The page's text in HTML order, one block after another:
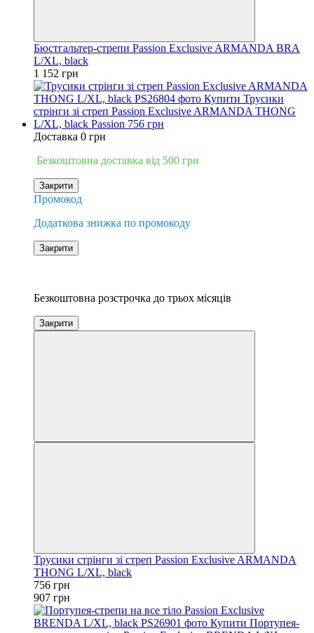
Бюстгальтер-стрепи Passion Exclusive ARMANDA BRA
L/XL, black
1 152 грн
Доставка 0 грн
Безкоштовна доставка від 500 грн
Закрити
Промокод
Додаткова знижка по промокоду
Закрити
Безкоштовна розстрочка до трьох місяців
Закрити
Трусики стрінги зі стреп Passion Exclusive ARMANDA
THONG L/XL, black
756 грн
907 грн